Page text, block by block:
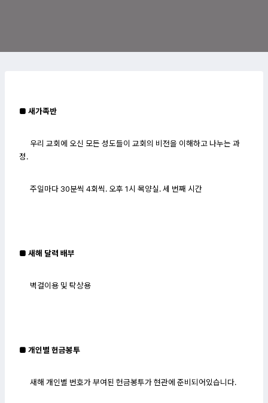
■ 새가족반
우리 교회에 오신 모든 성도들이 교회의 비전을 이해하고 나누는 과
정.
주일마다 30분씩 4회씩. 오후 1시 목양실. 세 번째 시간
■ 새해 달력 배부
벽걸이용 및 탁상용
■ 개인별 헌금봉투
새해 개인별 번호가 부여된 헌금봉투가 현관에 준비되어있습니다.